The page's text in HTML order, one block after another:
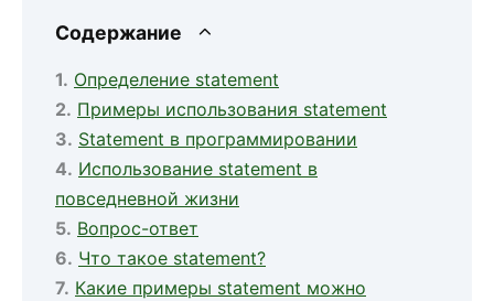
Содержание
Определение statement
Примеры использования statement
Statement в программировании
Использование statement в
повседневной жизни
Вопрос-ответ
Что такое statement?
Какие примеры statement можно